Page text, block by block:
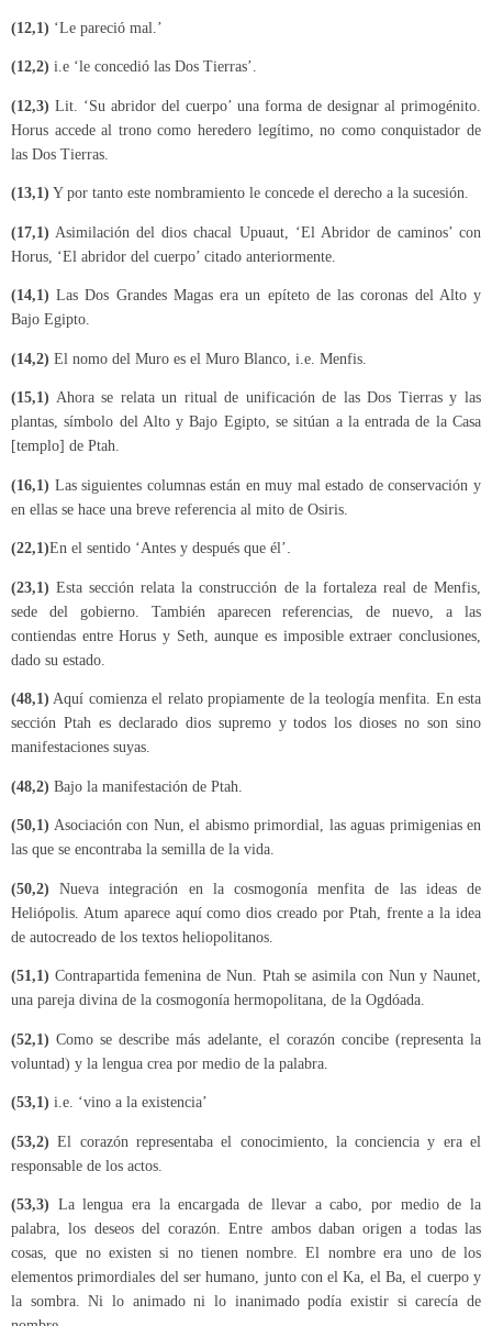
(12,1) ‘Le pareció mal.’
(12,2) i.e ‘le concedió las Dos Tierras’.
(12,3) Lit. ‘Su abridor del cuerpo’ una forma de designar al primogénito.
Horus accede al trono como heredero legítimo, no como conquistador de
las Dos Tierras.
(13,1) Y por tanto este nombramiento le concede el derecho a la sucesión.
(17,1) Asimilación del dios chacal Upuaut, ‘El Abridor de caminos’ con
Horus, ‘El abridor del cuerpo’ citado anteriormente.
(14,1) Las Dos Grandes Magas era un epíteto de las coronas del Alto y
Bajo Egipto.
(14,2) El nomo del Muro es el Muro Blanco, i.e. Menfis.
(15,1) Ahora se relata un ritual de unificación de las Dos Tierras y las
plantas, símbolo del Alto y Bajo Egipto, se sitúan a la entrada de la Casa
[templo] de Ptah.
(16,1) Las siguientes columnas están en muy mal estado de conservación y
en ellas se hace una breve referencia al mito de Osiris.
(22,1)En el sentido ‘Antes y después que él’.
(23,1) Esta sección relata la construcción de la fortaleza real de Menfis,
sede del gobierno. También aparecen referencias, de nuevo, a las
contiendas entre Horus y Seth, aunque es imposible extraer conclusiones,
dado su estado.
(48,1) Aquí comienza el relato propiamente de la teología menfita. En esta
sección Ptah es declarado dios supremo y todos los dioses no son sino
manifestaciones suyas.
(48,2) Bajo la manifestación de Ptah.
(50,1) Asociación con Nun, el abismo primordial, las aguas primigenias en
las que se encontraba la semilla de la vida.
(50,2)Nueva integración en la cosmogonía menfita de las ideas de
Heliópolis. Atum aparece aquí como dios creado por Ptah, frente a la idea
de autocreado de los textos heliopolitanos.
(51,1) Contrapartida femenina de Nun. Ptah se asimila con Nun y Naunet,
una pareja divina de la cosmogonía hermopolitana, de la Ogdóada.
(52,1) Como se describe más adelante, el corazón concibe (representa la
voluntad) y la lengua crea por medio de la palabra.
(53,1) i.e. ‘vino a la existencia’
(53,2) El corazón representaba el conocimiento, la conciencia y era el
responsable de los actos.
(53,3) La lengua era la encargada de llevar a cabo, por medio de la
palabra, los deseos del corazón. Entre ambos daban origen a todas las
cosas, que no existen si no tienen nombre. El nombre era uno de los
elementos primordiales del ser humano, junto con el Ka, el Ba, el cuerpo y
la sombra. Ni lo animado ni lo inanimado podía existir si carecía de